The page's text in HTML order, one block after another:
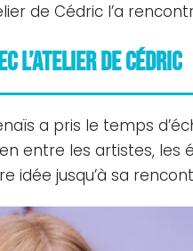
de Cédric l’a
L’Atelier de Cédric
a pris le temps
entre les artistes,
idée jusqu’à sa